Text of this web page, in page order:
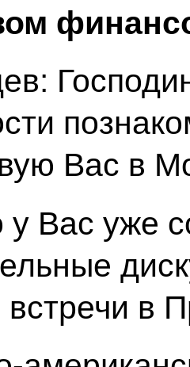
Вас в
Вас уже
встречи в